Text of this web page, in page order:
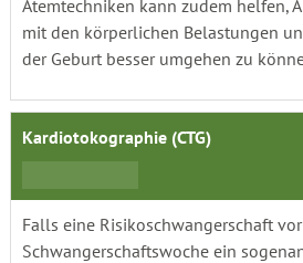
Atemtechniken kann zudem helfen,
mit den körperlichen Belastungen
der Geburt besser umgehen zu
Kardiotokographie (CTG)
Falls eine Risikoschwangerschaft
Schwangerschaftswoche ein